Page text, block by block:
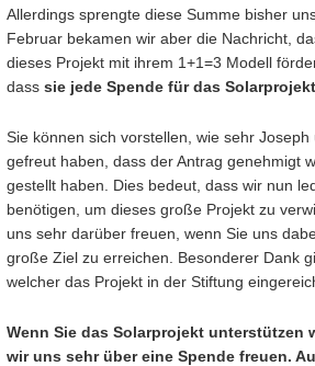
Allerdings sprengte diese Summe bisher
Februar bekamen wir aber die Nachricht,
dieses Projekt mit ihrem 1+1=3 Modell
dass sie jede Spende für das Solarprojekt
Sie können sich vorstellen, wie sehr
gefreut haben, dass der Antrag genehmigt
gestellt haben. Dies bedeut, dass wir nun
benötigen, um dieses große Projekt zu
uns sehr darüber freuen, wenn Sie uns
große Ziel zu erreichen. Besonderer Dank
welcher das Projekt in der Stiftung
Wenn Sie das Solarprojekt unterstützen
wir uns sehr über eine Spende freuen.